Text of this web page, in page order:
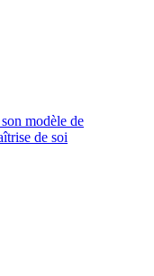
modèle de
de soi